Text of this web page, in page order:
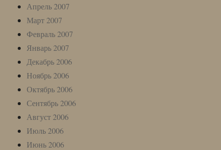
Апрель 2007
Март 2007
Февраль 2007
Январь 2007
Декабрь 2006
Ноябрь 2006
Октябрь 2006
Сентябрь 2006
Август 2006
Июль 2006
Июнь 2006